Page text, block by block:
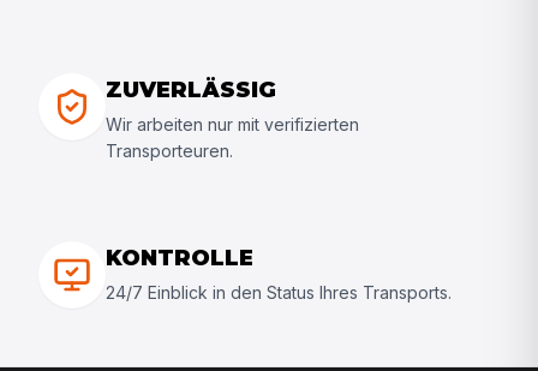
ZUVERLÄSSIG
Wir arbeiten nur mit verifizierten
Transporteuren.
KONTROLLE
24/7 Einblick in den Status Ihres Transports.